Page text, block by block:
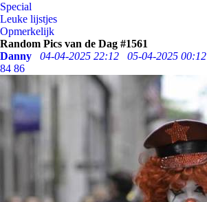
Special
Leuke lijstjes
Opmerkelijk
Random Pics van de Dag #1561
Danny
04-04-2025 22:12 05-04-2025 00:12
84 86